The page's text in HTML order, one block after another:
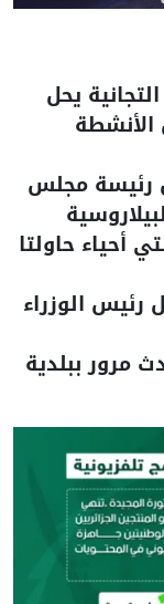
يحل
الأنشطة
رئيسة مجلس
أحياء حاولتا
الوزراء
مرور ببلدية